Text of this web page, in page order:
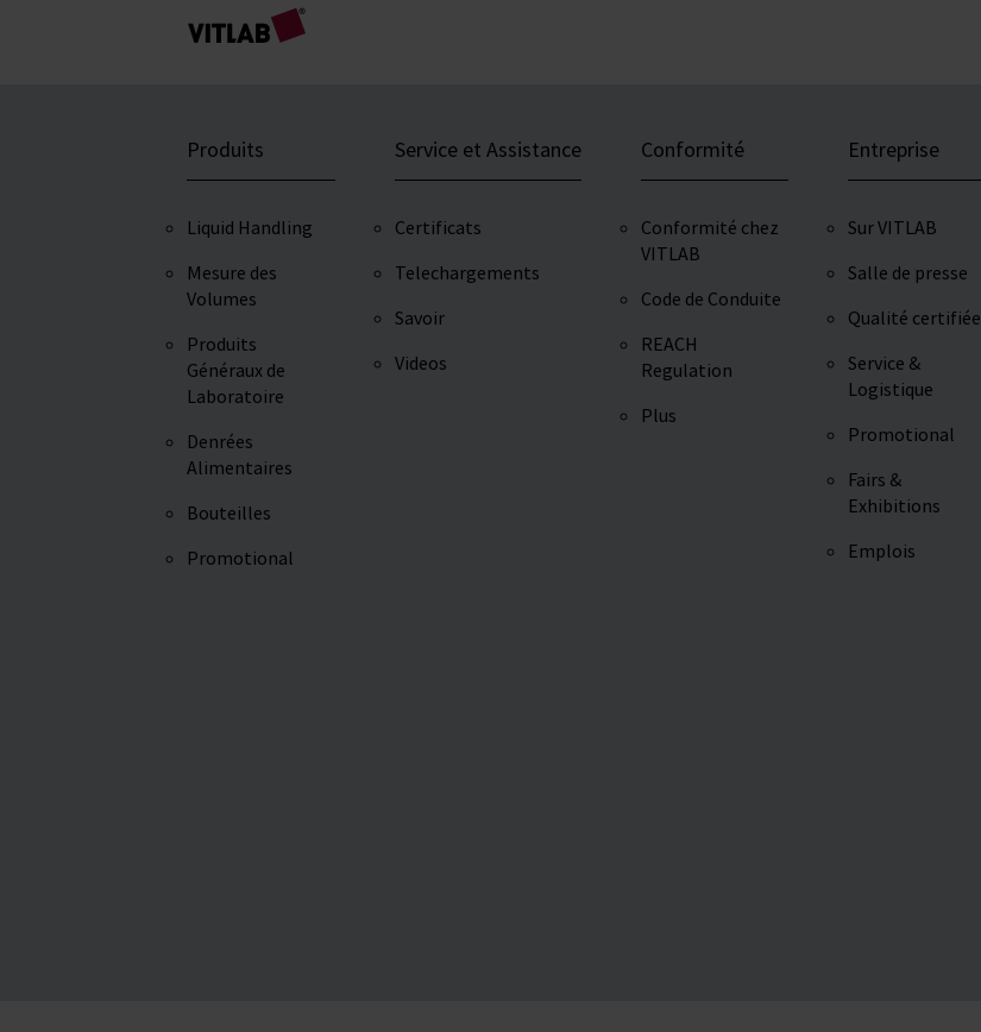
Produits
Liquid Handling
Mesure des
Volumes
Produits
Généraux de
Laboratoire
Denrées
Alimentaires
Bouteilles
Promotional
Service et Assistance
Certificats
Telechargements
Savoir
Videos
Conformité
Conformité chez
VITLAB
Code de Conduite
REACH
Regulation
Plus
Entreprise
Sur VITLAB
Salle de presse
Qualité certifiée
Service &
Logistique
Promotional
Fairs &
Exhibitions
Emplois